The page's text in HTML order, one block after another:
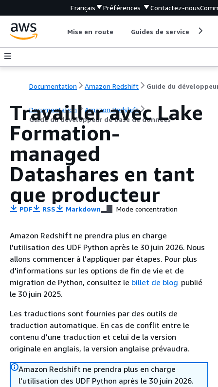
Français Préférences Contactez-nous
Mise en route Guides de service
Documentation Amazon Redshift
Documentation
Amazon Redshift
Guide du développeur de base de données
Travailler avec Lake
Formation-
managed
Datashares en tant
que producteur
PDF RSS Markdown Mode concentration
Amazon Redshift ne prendra plus en charge
l'utilisation des UDF Python après le 30 juin 2026. Nous
allons commencer à l'appliquer par étapes. Pour plus
d'informations sur les options de fin de vie et de
migration de Python, consultez le billet de blog publié
le 30 juin 2025.
Les traductions sont fournies par des outils de
traduction automatique. En cas de conflit entre le
contenu d'une traduction et celui de la version
originale en anglais, la version anglaise prévaudra.
Amazon Redshift ne prendra plus en charge
l'utilisation des UDF Python après le 30 juin 2026.